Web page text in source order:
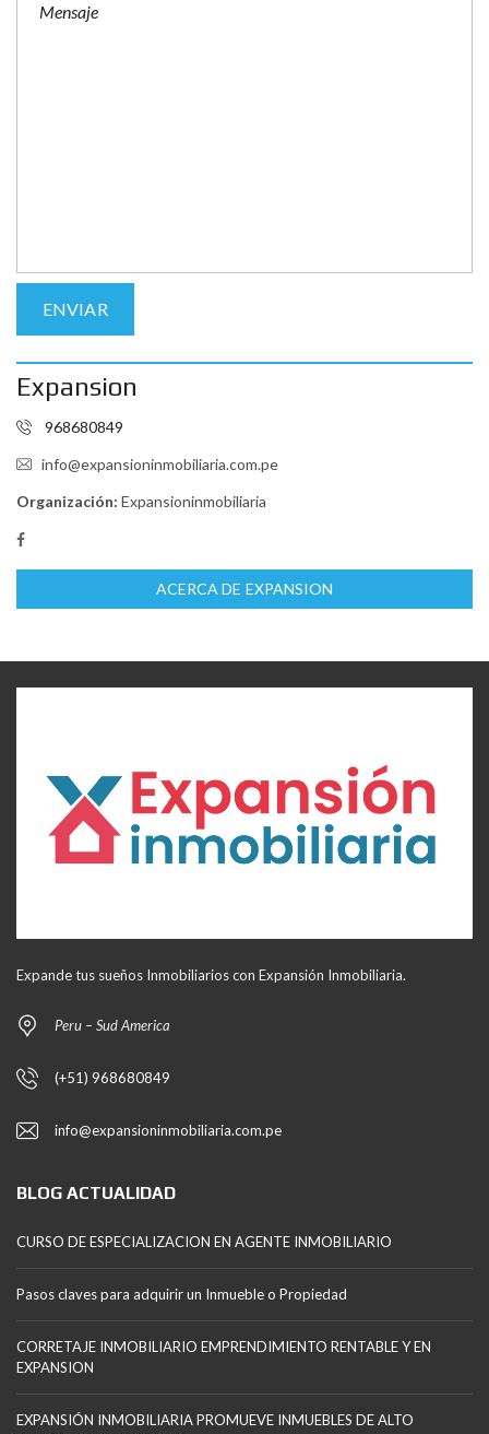
Expansion
968680849
info@expansioninmobiliaria.com.pe
Organización: Expansioninmobiliaria
ACERCA DE EXPANSION
Expande tus sueños Inmobiliarios con Expansión Inmobiliaria.
Peru – Sud America
(+51) 968680849
info@expansioninmobiliaria.com.pe
BLOG ACTUALIDAD
CURSO DE ESPECIALIZACION EN AGENTE INMOBILIARIO
Pasos claves para adquirir un Inmueble o Propiedad
CORRETAJE INMOBILIARIO EMPRENDIMIENTO RENTABLE Y EN
EXPANSION
EXPANSIÓN INMOBILIARIA PROMUEVE INMUEBLES DE ALTO